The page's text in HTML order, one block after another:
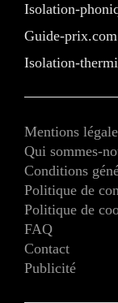
Isolation-
Guide-prix.com
Isolation-
Mentions
Qui sommes-
Conditions
Politique de
Politique de
FAQ
Contact
Publicité